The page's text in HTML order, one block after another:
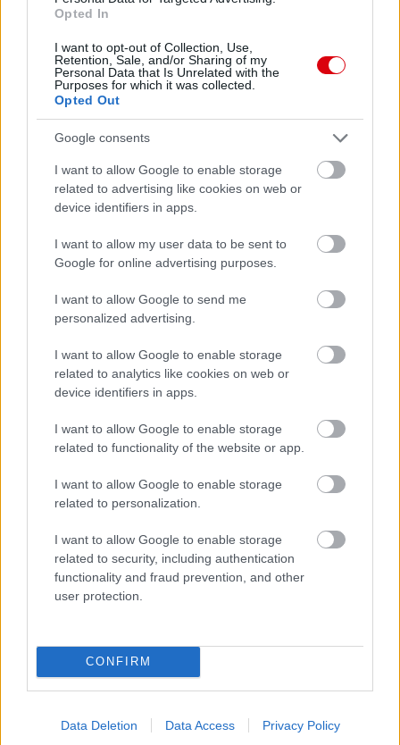
Opted In
I want to opt-out of Collection, Use,
Retention, Sale, and/or Sharing of my
Personal Data that Is Unrelated with the
Purposes for which it was collected.
Opted Out
Google consents
I want to allow Google to enable storage
related to advertising like cookies on web or
device identifiers in apps.
I want to allow my user data to be sent to
Google for online advertising purposes.
I want to allow Google to send me
personalized advertising.
I want to allow Google to enable storage
related to analytics like cookies on web or
device identifiers in apps.
I want to allow Google to enable storage
related to functionality of the website or app.
I want to allow Google to enable storage
related to personalization.
I want to allow Google to enable storage
related to security, including authentication
functionality and fraud prevention, and other
user protection.
CONFIRM
Data Deletion Data Access Privacy Policy